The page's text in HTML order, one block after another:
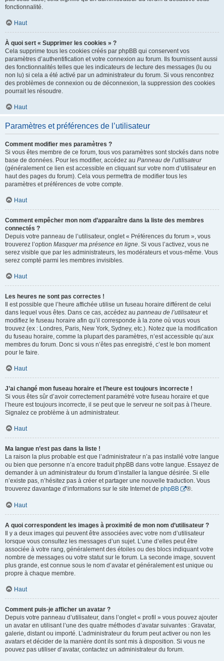
fonctionnalité.
Haut
À quoi sert « Supprimer les cookies » ?
Cela supprime tous les cookies créés par phpBB qui conservent vos
paramètres d’authentification et votre connexion au forum. Ils fournissent aussi
des fonctionnalités telles que les indicateurs de lecture des messages (lu ou
non lu) si cela a été activé par un administrateur du forum. Si vous rencontrez
des problèmes de connexion ou de déconnexion, la suppression des cookies
pourrait les résoudre.
Haut
Paramètres et préférences de l’utilisateur
Comment modifier mes paramètres ?
Si vous êtes membre de ce forum, tous vos paramètres sont stockés dans notre
base de données. Pour les modifier, accédez au Panneau de l’utilisateur
(généralement ce lien est accessible en cliquant sur votre nom d’utilisateur en
haut des pages du forum). Cela vous permettra de modifier tous les
paramètres et préférences de votre compte.
Haut
Comment empêcher mon nom d’apparaître dans la liste des membres
connectés ?
Depuis votre panneau de l’utilisateur, onglet « Préférences du forum », vous
trouverez l’option Masquer ma présence en ligne. Si vous l’activez, vous ne
serez visible que par les administrateurs, les modérateurs et vous-même. Vous
serez compté parmi les membres invisibles.
Haut
Les heures ne sont pas correctes !
Il est possible que l’heure affichée utilise un fuseau horaire différent de celui
dans lequel vous êtes. Dans ce cas, accédez au panneau de l’utilisateuret
modifiez le fuseau horaire afin qu’il corresponde à la zone où vous vous
trouvez (ex : Londres, Paris, New York, Sydney, etc.). Notez que la modification
du fuseau horaire, comme la plupart des paramètres, n’est accessible qu’aux
membres du forum. Donc si vous n’êtes pas enregistré, c’est le bon moment
pour le faire.
Haut
J’ai changé mon fuseau horaire et l’heure est toujours incorrecte !
Si vous êtes sûr d’avoir correctement paramétré votre fuseau horaire et que
l’heure est toujours incorrecte, il se peut que le serveur ne soit pas à l’heure.
Signalez ce problème à un administrateur.
Haut
Ma langue n’est pas dans la liste !
La raison la plus probable est que l’administrateur n’a pas installé votre langue
ou bien que personne n’a encore traduit phpBB dans votre langue. Essayez de
demander à un administrateur du forum d’installer la langue désirée. Si elle
n’existe pas, n’hésitez pas à créer et partager une nouvelle traduction. Vous
trouverez davantage d’informations sur le site Internet de phpBB ®.
Haut
A quoi correspondent les images à proximité de mon nom d’utilisateur ?
Il y a deux images qui peuvent être associées avec votre nom d’utilisateur
lorsque vous consultez les messages d’un sujet. L’une d’elles peut être
associée à votre rang, généralement des étoiles ou des blocs indiquant votre
nombre de messages ou votre statut sur le forum. La seconde image, souvent
plus grande, est connue sous le nom d’avatar et généralement est unique ou
propre à chaque membre.
Haut
Comment puis-je afficher un avatar ?
Depuis votre panneau d’utilisateur, dans l’onglet « profil » vous pouvez ajouter
un avatar en utilisant l’une des quatre méthodes d’avatar suivantes : Gravatar,
galerie, distant ou importé. L’administrateur du forum peut activer ou non les
avatars et décider de la manière dont ils sont mis à disposition. Si vous ne
pouvez pas utiliser d’avatar, contactez un administrateur du forum.